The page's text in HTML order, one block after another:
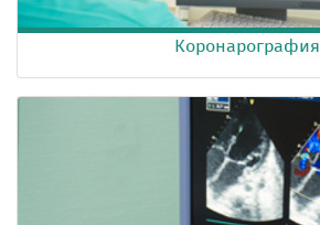
Коронарография